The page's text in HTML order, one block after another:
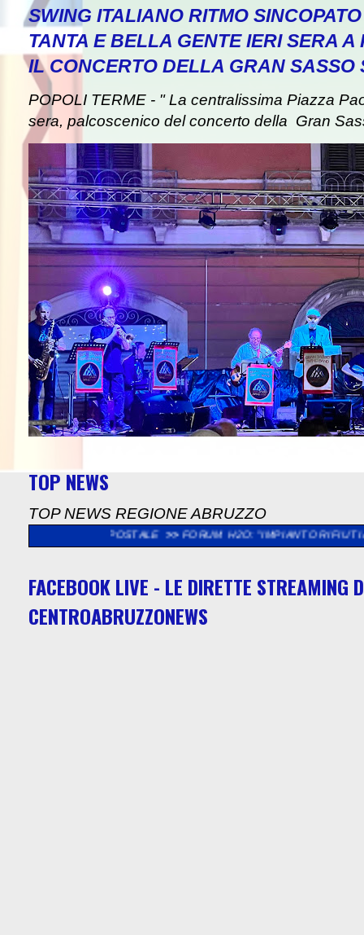
SWING ITALIANO RITMO
TANTA E BELLA GENTE IERI SERA A
IL CONCERTO DELLA GRAN SASSO
POPOLI TERME - " La centralissima Piazza
sera, palcoscenico del concerto della Gran
TOP NEWS
TOP NEWS REGIONE ABRUZZO
FORUM H2O: "IMPIANTO RIFIUTI A SULMONA,
FACEBOOK LIVE - LE DIRETTE STREAMING
CENTROABRUZZONEWS